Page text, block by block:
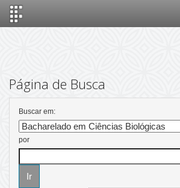
Página de Busca
Buscar em:
por